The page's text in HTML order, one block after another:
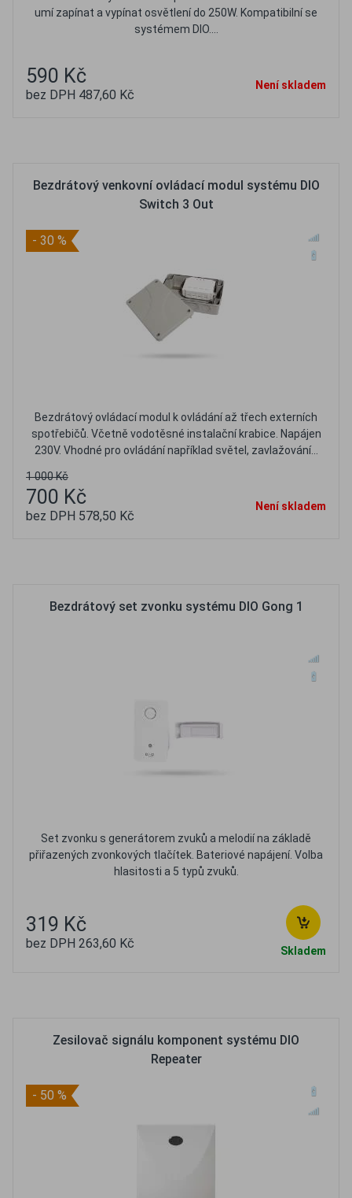
umí zapínat a vypínat osvětlení do 250W. Kompatibilní se
systémem DIO....
590 Kč
bez DPH 487,60 Kč
Není skladem
Bezdrátový venkovní ovládací modul systému DIO
Switch 3 Out
- 30 %
Bezdrátový ovládací modul k ovládání až třech externích
spotřebičů. Včetně vodotěsné instalační krabice. Napájen
230V. Vhodné pro ovládání například světel, zavlažování...
1 000 Kč
700 Kč
bez DPH 578,50 Kč
Není skladem
Bezdrátový set zvonku systému DIO Gong 1
Set zvonku s generátorem zvuků a melodií na základě
přiřazených zvonkových tlačítek. Bateriové napájení. Volba
hlasitosti a 5 typů zvuků.
319 Kč
bez DPH 263,60 Kč Skladem
Zesilovač signálu komponent systému DIO
Repeater
- 50 %